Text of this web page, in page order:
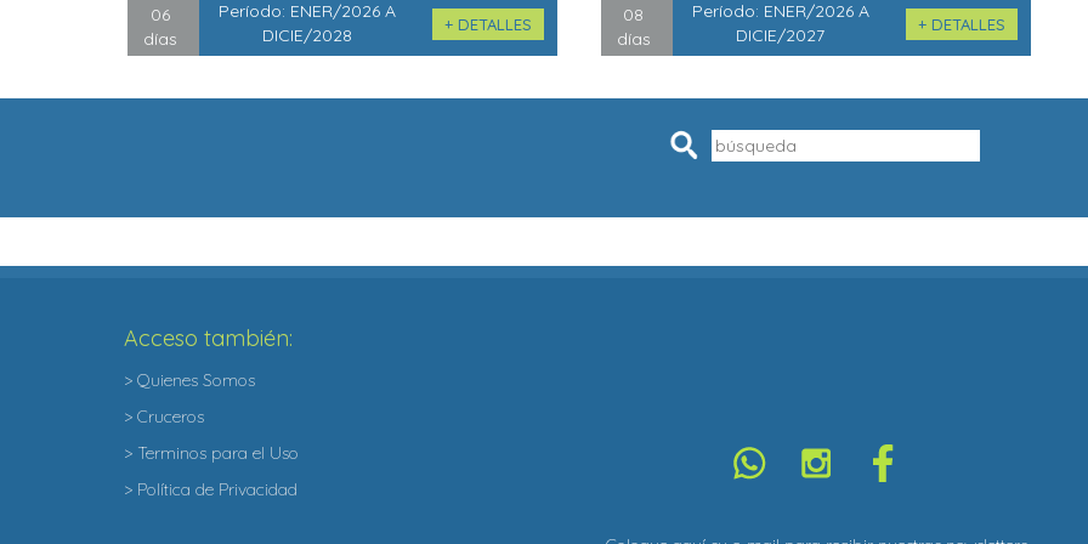
06
días
Período: ENER/2026 A
DICIE/2028
+ DETALLES
08
días
Período: ENER/2026 A
DICIE/2027
+ DETALLES
Pesquisar
Acceso también:
> Quienes Somos
> Cruceros
> Terminos para el Uso
> Política de Privacidad